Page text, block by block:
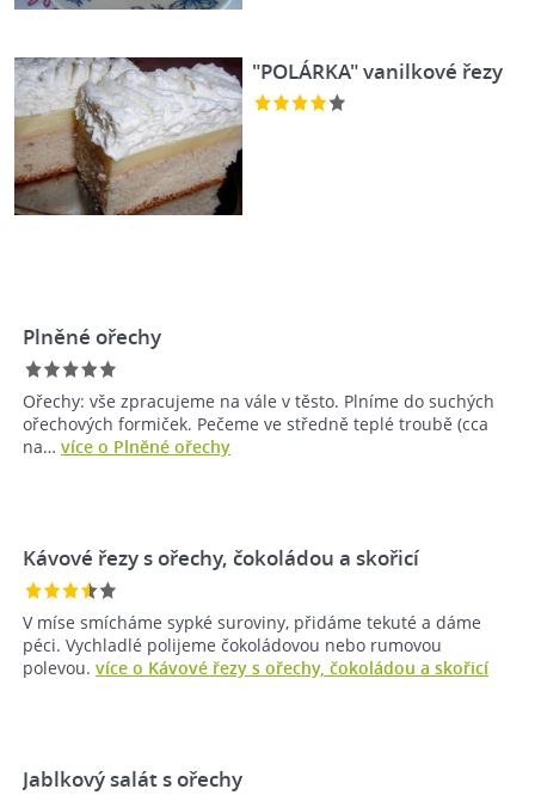
"POLÁRKA" vanilkové řezy
Plněné ořechy
Ořechy: vše zpracujeme na vále v těsto. Plníme do suchých
ořechových formiček. Pečeme ve středně teplé troubě (cca
na… více o Plněné ořechy
Kávové řezy s ořechy, čokoládou a skořicí
V míse smícháme sypké suroviny, přidáme tekuté a dáme
péci. Vychladlé polijeme čokoládovou nebo rumovou
polevou. více o Kávové řezy s ořechy, čokoládou a skořicí
Jablkový salát s ořechy